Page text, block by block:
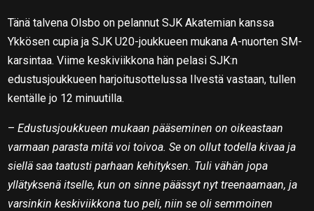
Tänä talvena Olsbo on pelannut SJK Akatemian kanssa
Ykkösen cupia ja SJK U20-joukkueen mukana A-nuorten SM-
karsintaa. Viime keskiviikkona hän pelasi SJK:n
edustusjoukkueen harjoitusottelussa Ilvestä vastaan, tullen
kentälle jo 12 minuutilla.
–Edustusjoukkueen mukaan pääseminen on oikeastaan
varmaan parasta mitä voi toivoa. Se on ollut todella kivaa ja
siellä saa taatusti parhaan kehityksen. Tuli vähän jopa
yllätyksenä itselle, kun on sinne päässyt nyt treenaamaan, ja
varsinkin keskiviikkona tuo peli, niin se oli semmoinen